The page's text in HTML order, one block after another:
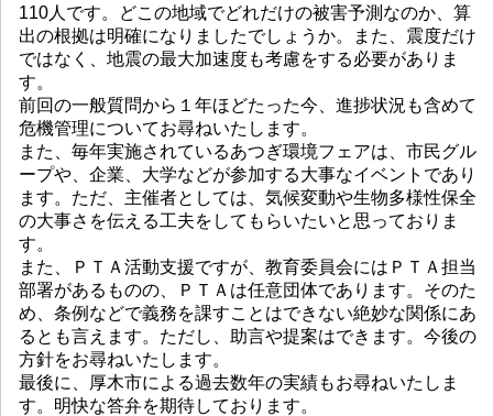
110人です。どこの地域でどれだけの被害予測なのか、算
出の根拠は明確になりましたでしょうか。また、震度だけ
ではなく、地震の最大加速度も考慮をする必要がありま
す。
前回の一般質問から１年ほどたった今、進捗状況も含めて
危機管理についてお尋ねいたします。
また、毎年実施されているあつぎ環境フェアは、市民グル
ープや、企業、大学などが参加する大事なイベントであり
ます。ただ、主催者としては、気候変動や生物多様性保全
の大事さを伝える工夫をしてもらいたいと思っておりま
す。
また、ＰＴＡ活動支援ですが、教育委員会にはＰＴＡ担当
部署があるものの、ＰＴＡは任意団体であります。そのた
め、条例などで義務を課すことはできない絶妙な関係にあ
るとも言えます。ただし、助言や提案はできます。今後の
方針をお尋ねいたします。
最後に、厚木市による過去数年の実績もお尋ねいたしま
す。明快な答弁を期待しております。